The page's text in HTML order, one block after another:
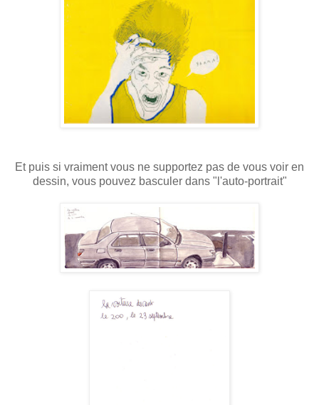
Et puis si vraiment vous ne supportez pas de vous voir en
dessin, vous pouvez basculer dans "l'auto-portrait"